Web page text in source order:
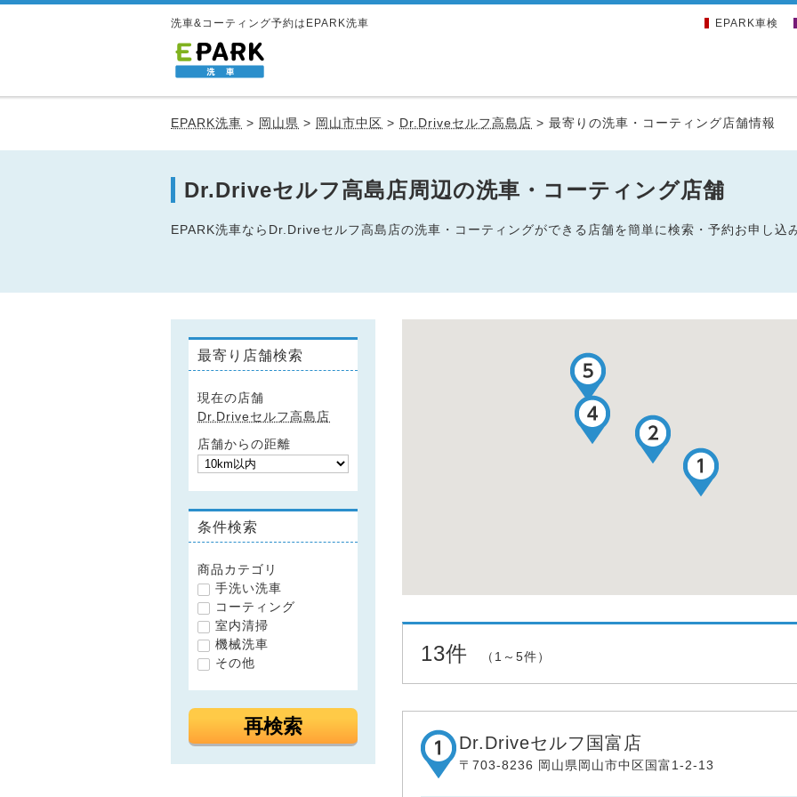
洗車&コーティング予約はEPARK洗車 EPARK車検
EPARK洗車 > 岡山県 > 岡山市中区 > Dr.Driveセルフ高島店 > 最寄りの洗車・コーティング店舗情報
Dr.Driveセルフ高島店周辺の洗車・コーティング店舗
EPARK洗車ならDr.Driveセルフ高島店の洗車・コーティングができる店舗を簡単に検索・予約お申し込
最寄り店舗検索
現在の店舗
Dr.Driveセルフ高島店
店舗からの距離
条件検索
商品カテゴリ
手洗い洗車
コーティング
室内清掃
機械洗車
その他
再検索
13件 （1～5件）
Dr.Driveセルフ国富店
〒703-8236 岡山県岡山市中区国富1-2-13